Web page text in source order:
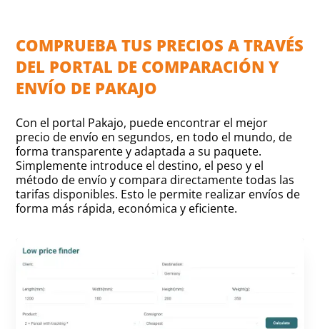
COMPRUEBA TUS PRECIOS A TRAVÉS
DEL PORTAL DE COMPARACIÓN Y
ENVÍO DE PAKAJO
Con el portal Pakajo, puede encontrar el mejor
precio de envío en segundos, en todo el mundo, de
forma transparente y adaptada a su paquete.
Simplemente introduce el destino, el peso y el
método de envío y compara directamente todas las
tarifas disponibles. Esto le permite realizar envíos de
forma más rápida, económica y eficiente.